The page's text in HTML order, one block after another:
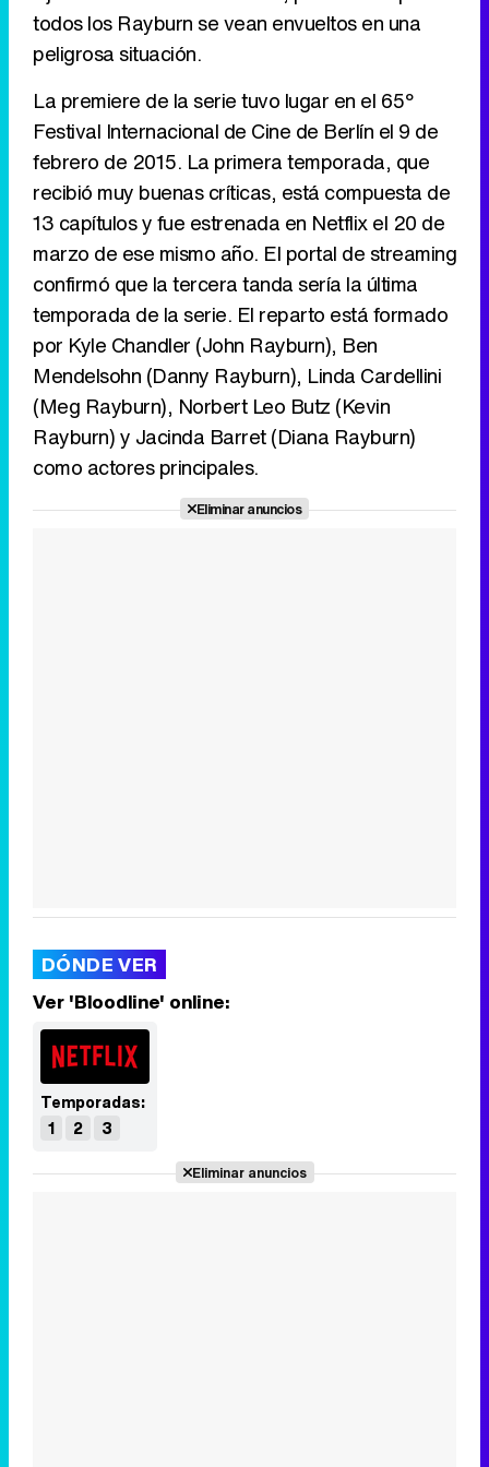
todos los Rayburn se vean envueltos en una
peligrosa situación.
La premiere de la serie tuvo lugar en el 65º
Festival Internacional de Cine de Berlín el 9 de
febrero de 2015. La primera temporada, que
recibió muy buenas críticas, está compuesta de
13 capítulos y fue estrenada en Netflix el 20 de
marzo de ese mismo año. El portal de streaming
confirmó que la tercera tanda sería la última
temporada de la serie. El reparto está formado
por Kyle Chandler (John Rayburn), Ben
Mendelsohn (Danny Rayburn), Linda Cardellini
(Meg Rayburn), Norbert Leo Butz (Kevin
Rayburn) y Jacinda Barret (Diana Rayburn)
como actores principales.
Eliminar anuncios
DÓNDE VER
Ver 'Bloodline' online:
Temporadas:
1
2 3
Eliminar anuncios